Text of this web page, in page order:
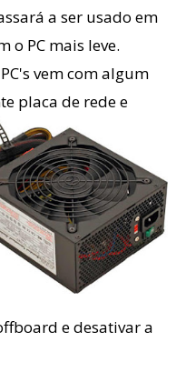
a ser usado em
o PC mais leve.
vem com algum
placa de rede e
e desativar a